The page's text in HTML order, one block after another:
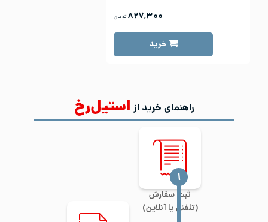
۸۲۷,۳۰۰ تومان
خرید
راهنمای خرید از استیل‌رخ
ثبت سفارش
(تلفنی یا آنلاین)
‍۱